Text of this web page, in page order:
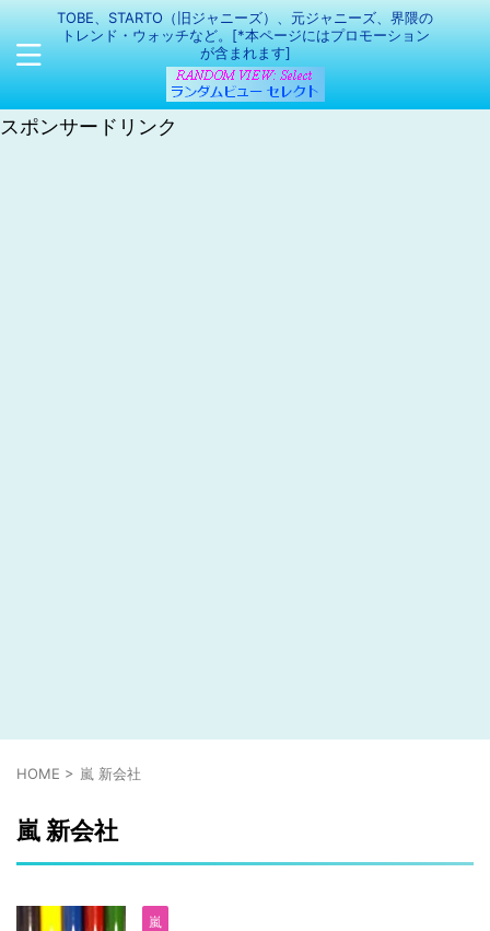
TOBE、STARTO（旧ジャニーズ）、元ジャニーズ、界隈の
トレンド・ウォッチなど。[*本ページにはプロモーション
が含まれます]
スポンサードリンク
HOME > 嵐 新会社
嵐 新会社
嵐